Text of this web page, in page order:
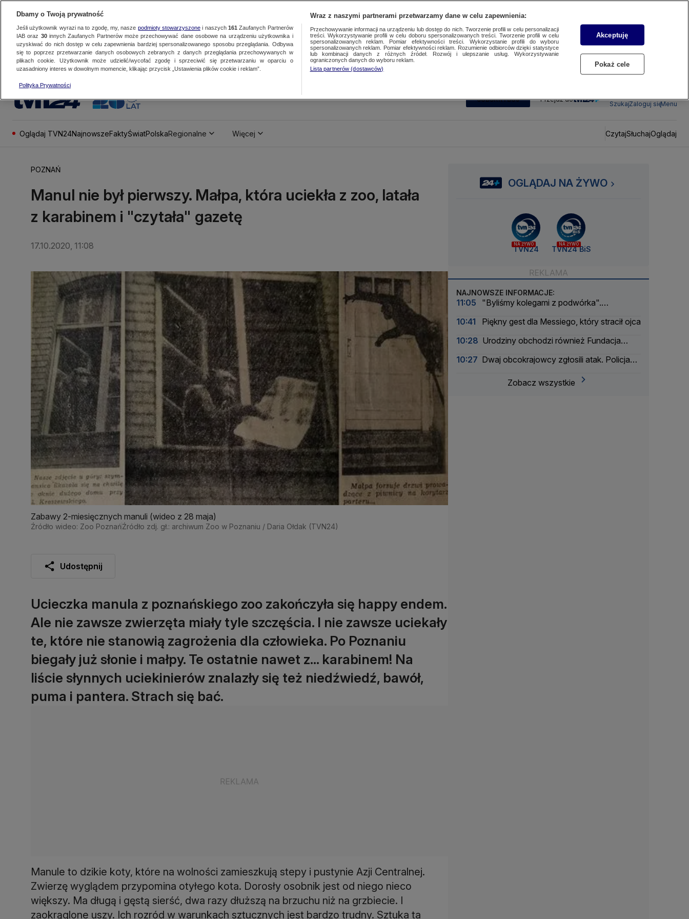
SUBSKRYBUJ Przejdź do
SzukajZaloguj sięMenu
Oglądaj TVN24NajnowszeFaktyŚwiatPolskaRegionalne Więcej CzytajSłuchajOglądaj
POZNAŃ
Manul nie był pierwszy. Małpa, która uciekła z zoo, latała
z karabinem i "czytała" gazetę
17.10.2020, 11:08
Zabawy 2-miesięcznych manuli (wideo z 28 maja)
Źródło wideo: Zoo PoznańŹródło zdj. gł.: archiwum Zoo w Poznaniu / Daria Ołdak (TVN24)
Udostępnij
Ucieczka manula z poznańskiego zoo zakończyła się happy endem.
Ale nie zawsze zwierzęta miały tyle szczęścia. I nie zawsze uciekały
te, które nie stanowią zagrożenia dla człowieka. Po Poznaniu
biegały już słonie i małpy. Te ostatnie nawet z... karabinem! Na
liście słynnych uciekinierów znalazły się też niedźwiedź, bawół,
puma i pantera. Strach się bać.
Manule to dzikie koty, które na wolności zamieszkują stepy i pustynie Azji Centralnej.
Zwierzę wyglądem przypomina otyłego kota. Dorosły osobnik jest od niego nieco
większy. Ma długą i gęstą sierść, dwa razy dłuższą na brzuchu niż na grzbiecie. I
zaokrąglone uszy. Ich rozród w warunkach sztucznych jest bardzo trudny. Sztuka ta
OGLĄDAJ NA ŻYWO
NA ŻYWO
TVN24
NA ŻYWO
TVN24 BiS
NAJNOWSZE INFORMACJE:
11:05
"Byliśmy kolegami z podwórka".
10:41
Piękny gest dla Messiego, który stracił ojca
10:28 Urodziny obchodzi również Fundacja
10:27 Dwaj obcokrajowcy zgłosili atak. Policja
Zobacz wszystkie
Dbamy o Twoją prywatność
Jeśli użytkownik wyrazi na to zgodę, my, nasze podmioty stowarzyszonei naszych 161 Zaufanych Partnerów
IAB oraz 30innych Zaufanych Partnerów może przechowywać dane osobowe na urządzeniu użytkownika i
uzyskiwać do nich dostęp w celu zapewnienia bardziej spersonalizowanego sposobu przeglądania. Odbywa
się to poprzez przetwarzanie danych osobowych zebranych z danych przeglądania przechowywanych w
plikach cookie. Użytkownik może udzielić/wycofać zgodę i sprzeciwić się przetwarzaniu w oparciu o
uzasadniony interes w dowolnym momencie, klikając przycisk „Ustawienia plików cookie i reklam”.
Polityka Prywatności
Wraz z naszymi partnerami przetwarzamy dane w celu zapewnienia:
Przechowywanie informacji na urządzeniu lub dostęp do nich. Tworzenie profili w celu personalizacji
treści. Wykorzystywanie profili w celu doboru spersonalizowanych treści. Tworzenie profili w celu
spersonalizowanych reklam. Pomiar efektywności treści. Wykorzystanie profili do wyboru
spersonalizowanych reklam. Pomiar efektywności reklam. Rozumienie odbiorców dzięki statystyce
lub kombinacji danych z różnych źródeł. Rozwój i ulepszanie usług. Wykorzystywanie
ograniczonych danych do wyboru reklam.
Lista partnerów (dostawców)
Akceptuję
Pokaż cele